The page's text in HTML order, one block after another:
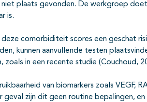
plaats gevonden. De werkgroep
is.
comorbiditeit scores een geschat
kunnen aanvullende testen
zoals in een recente studie (Couchoud,
van biomarkers zoals VEGF,
geval zijn dit geen routine bepalingen,